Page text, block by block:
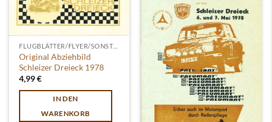
FLUGBLÄTTER/FLYER/SONSTIGES
Original Abziehbild
Schleizer Dreieck 1978
4,99€
IN DEN
WARENKORB